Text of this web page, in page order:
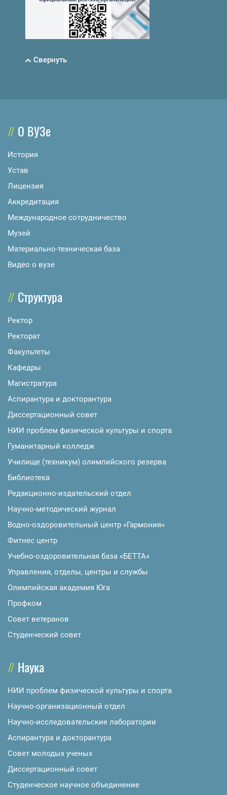
Свернуть
О ВУЗе
История
Устав
Лицензия
Аккредитация
Международное сотрудничество
Музей
Материально-техническая база
Видео о вузе
Структура
Ректор
Ректорат
Факультеты
Кафедры
Магистратура
Аспирантура и докторантура
Диссертационный совет
НИИ проблем физической культуры и спорта
Гуманитарный колледж
Училище (техникум) олимпийского резерва
Библиотека
Редакционно-издательский отдел
Научно-методический журнал
Водно-оздоровительный центр «Гармония»
Фитнес центр
Учебно-оздоровительная база «БЕТТА»
Управления, отделы, центры и службы
Олимпийская академия Юга
Профком
Совет ветеранов
Студенческий совет
Наука
НИИ проблем физической культуры и спорта
Научно-организационный отдел
Научно-исследовательские лаборатории
Аспирантура и докторантура
Совет молодых ученых
Диссертационный совет
Студенческое научное объединение